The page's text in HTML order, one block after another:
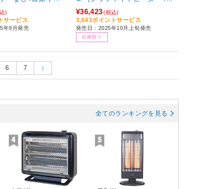
】
)
サービス
年9月発売
感センサーなし /首振り機能］
¥36,423(税込)
3,643ポイントサービス
発売日：2025年10月上旬発売
在庫限り
6 7
全てのランキングを見る